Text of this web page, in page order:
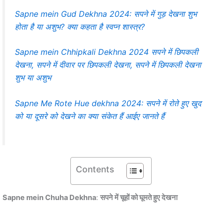
Sapne mein Gud Dekhna 2024: सपने में गुड़ देखना शुभ
होता है या अशुभ? क्या कहता है स्वप्न शास्त्र?
Sapne mein Chhipkali Dekhna 2024 सपने में छिपकली
देखना, सपने में दीवार पर छिपकली देखना, सपने में छिपकली देखना
शुभ या अशुभ
Sapne Me Rote Hue dekhna 2024: सपने में रोते हुए खुद
को या दूसरे को देखने का क्या संकेत हैं आईए जानते हैं
Contents
Sapne mein Chuha Dekhna: सपने में चूहों को घूमते हुए देखना